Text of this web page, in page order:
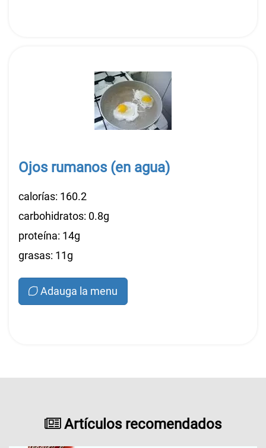
Ojos rumanos (en agua)
calorías: 160.2
carbohidratos: 0.8g
proteína: 14g
grasas: 11g
Adauga la menu
Artículos recomendados